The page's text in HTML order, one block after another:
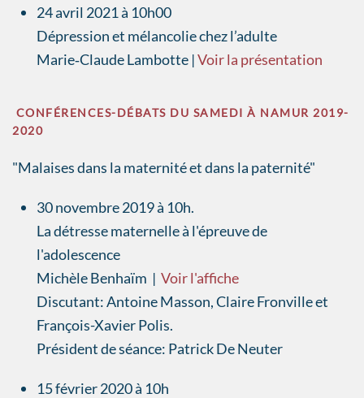
24 avril 2021 à 10h00
Dépression et mélancolie chez l’adulte
Marie‐Claude Lambotte |Voir la présentation
CONFÉRENCES-DÉBATS DU SAMEDI À NAMUR 2019-
2020
"Malaises dans la maternité et dans la paternité"
30 novembre 2019 à 10h.
La détresse maternelle à l'épreuve de
l'adolescence
Michèle Benhaïm | Voir l'affiche
Discutant: Antoine Masson, Claire Fronville et
François-Xavier Polis.
Président de séance: Patrick De Neuter
15 février 2020 à 10h